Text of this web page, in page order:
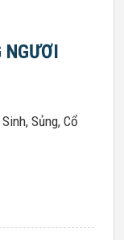
NGƯƠI
, Sủng, Cổ